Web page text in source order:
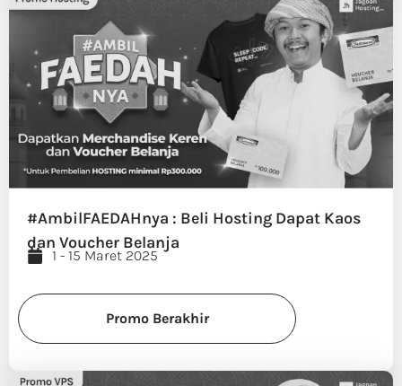
#AmbilFAEDAHnya : Beli Hosting Dapat Kaos
dan Voucher Belanja
1 - 15 Maret 2025
Promo Berakhir